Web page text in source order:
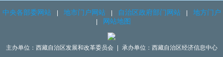
中央各部委网站 地市门户网站 自治区政府部门网站
地方门户
网站地图
主办单位：西藏自治区发展和改革委员会 承办单位：西藏自治区经济信息中心